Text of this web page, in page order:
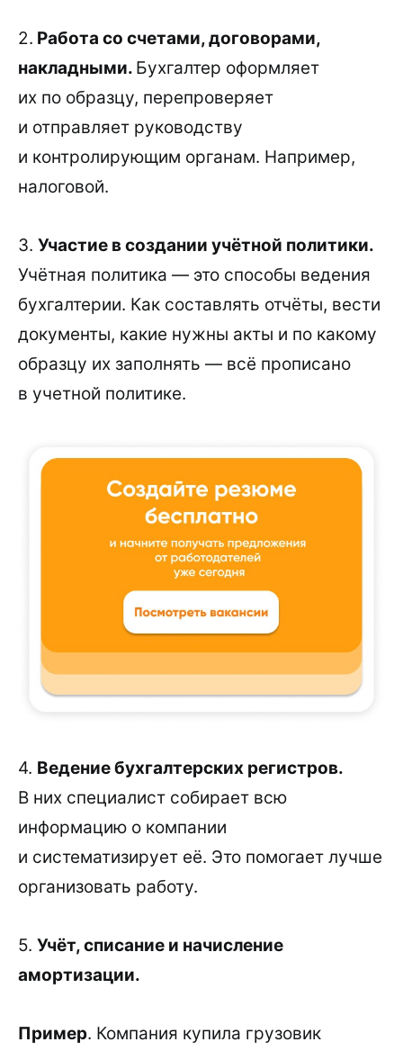
2. Работа со счетами, договорами,
накладными. Бухгалтер оформляет
их по образцу, перепроверяет
и отправляет руководству
и контролирующим органам. Например,
налоговой.
3. Участие в создании учётной политики.
Учётная политика — это способы ведения
бухгалтерии. Как составлять отчёты, вести
документы, какие нужны акты и по какому
образцу их заполнять — всё прописано
в учетной политике.
4. Ведение бухгалтерских регистров.
В них специалист собирает всю
информацию о компании
и систематизирует её. Это помогает лучше
организовать работу.
5. Учёт, списание и начисление
амортизации.
Пример. Компания купила грузовик